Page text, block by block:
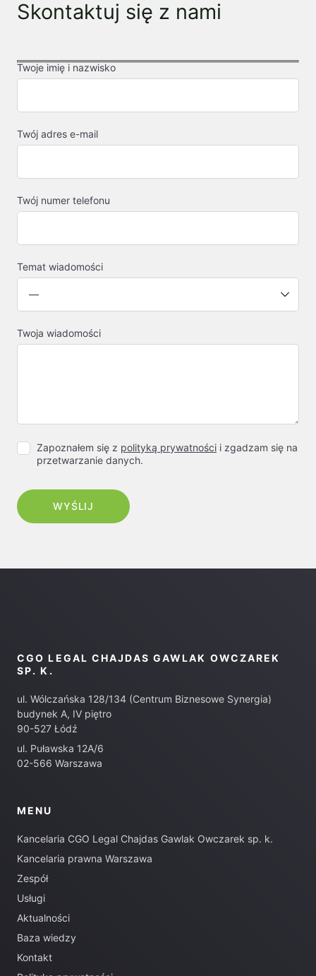
Skontaktuj się z nami
Twoje imię i nazwisko
Twój adres e-mail
Twój numer telefonu
Temat wiadomości
Twoja wiadomości
Zapoznałem się z polityką prywatności i zgadzam się na
przetwarzanie danych.
CGO LEGAL CHAJDAS GAWLAK OWCZAREK
SP. K.
ul. Wólczańska 128/134 (Centrum Biznesowe Synergia)
budynek A, IV piętro
90-527 Łódź
ul. Puławska 12A/6
02-566 Warszawa
MENU
Kancelaria CGO Legal Chajdas Gawlak Owczarek sp. k.
Kancelaria prawna Warszawa
Zespół
Usługi
Aktualności
Baza wiedzy
Kontakt